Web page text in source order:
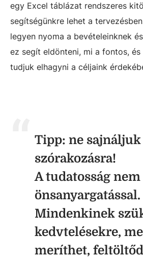
egy Excel táblázat rendszeres
segítségünkre lehet a
legyen nyoma a bevételeinknek
ez segít eldönteni, mi a fontos,
tudjuk elhagyni a céljaink
Tipp: ne sajnáljuk
szórakozásra!
A tudatosság
önsanyargatással.
Mindenkinek
kedvtelésekre,
meríthet,